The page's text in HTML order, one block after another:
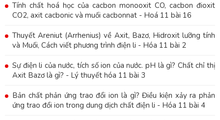
Tính chất hoá học của cacbon monooxit CO, cacbon đioxit
CO2, axit cacbonic và muối cacbonnat - Hoá 11 bài 16
Thuyết Areniut (Arrhenius) về Axit, Bazơ, Hidroxit lưỡng tính
và Muối, Cách viết phương trình điện li - Hóa 11 bài 2
Sự điện li của nước, tích số ion của nước. pH là gì? Chất chỉ thị
Axit Bazơ là gì? - Lý thuyết hóa 11 bài 3
Bản chất phản ứng trao đổi ion là gì? Điều kiện xảy ra phản
ứng trao đổi ion trong dung dịch chất điện li - Hóa 11 bài 4